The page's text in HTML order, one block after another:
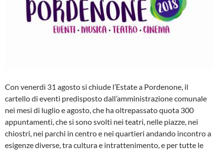
Con venerdì 31 agosto si chiude l’Estate a Pordenone, il
cartello di eventi predisposto dall’amministrazione comunale
nei mesi di luglio e agosto, che ha oltrepassato quota 300
appuntamenti, che si sono svolti nei teatri, nelle piazze, nei
chiostri, nei parchi in centro e nei quartieri andando incontro a
esigenze diverse, tra cultura e intrattenimento, e per tutte le